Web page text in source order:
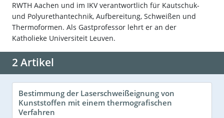
RWTH Aachen und im IKV verantwortlich für Kautschuk-
und Polyurethantechnik, Aufbereitung, Schweißen und
Thermoformen. Als Gastprofessor lehrt er an der
Katholieke Universiteit Leuven.
2 Artikel
Bestimmung der Laserschweißeignung von
Kunststoffen mit einem thermografischen
Verfahren